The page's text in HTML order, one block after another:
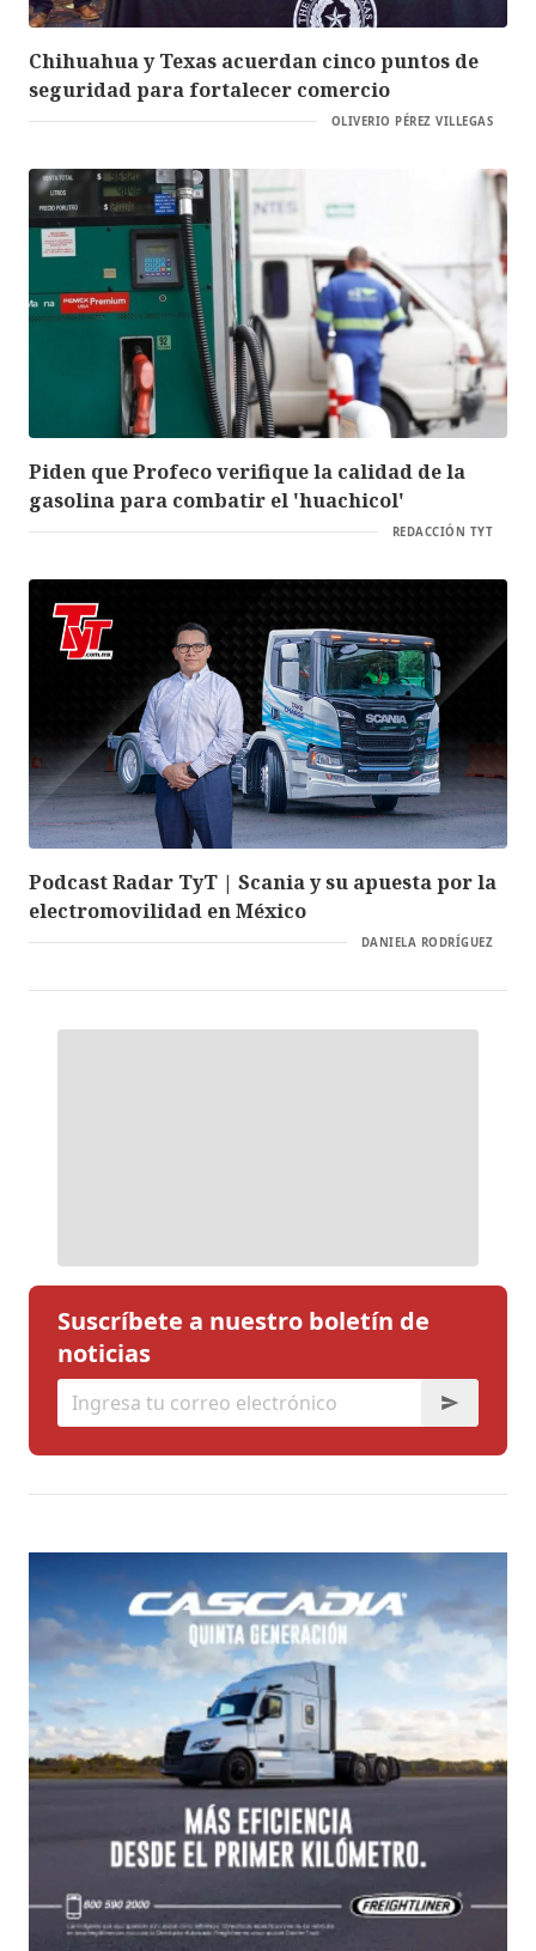
Chihuahua y Texas acuerdan cinco puntos de
seguridad para fortalecer comercio
OLIVERIO PÉREZ VILLEGAS
Piden que Profeco verifique la calidad de la
gasolina para combatir el 'huachicol'
REDACCIÓN TYT
Podcast Radar TyT | Scania y su apuesta por la
electromovilidad en México
DANIELA RODRÍGUEZ
Suscríbete a nuestro boletín de
noticias